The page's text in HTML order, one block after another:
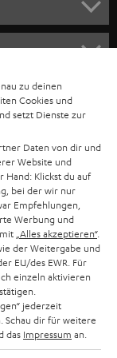
allmählich vom
kann man auch
wird aber
im
man mit der Anti-
Rille halten. Parallel
auch
DJs beliebt ist und
selbst
Plattenspieler
Hierfür solltest du
Nadel und
Daher solltest du
und einen
zu deinen
Cookies und
setzt Dienste zur
Daten von dir und
Website und
Hand: Klickst du auf
bei der wir nur
Empfehlungen,
Werbung und
„Alles akzeptieren“.
der Weitergabe und
EU/des EWR. Für
einzeln aktivieren
jederzeit
Schau dir für weitere
das Impressum an.